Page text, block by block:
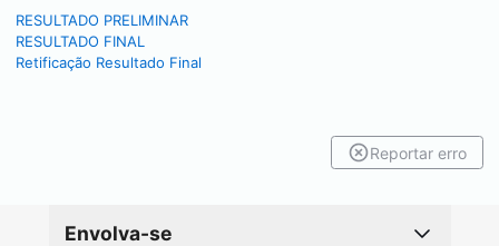
RESULTADO PRELIMINAR
RESULTADO FINAL
Retificação Resultado Final
Reportar erro
Envolva-se